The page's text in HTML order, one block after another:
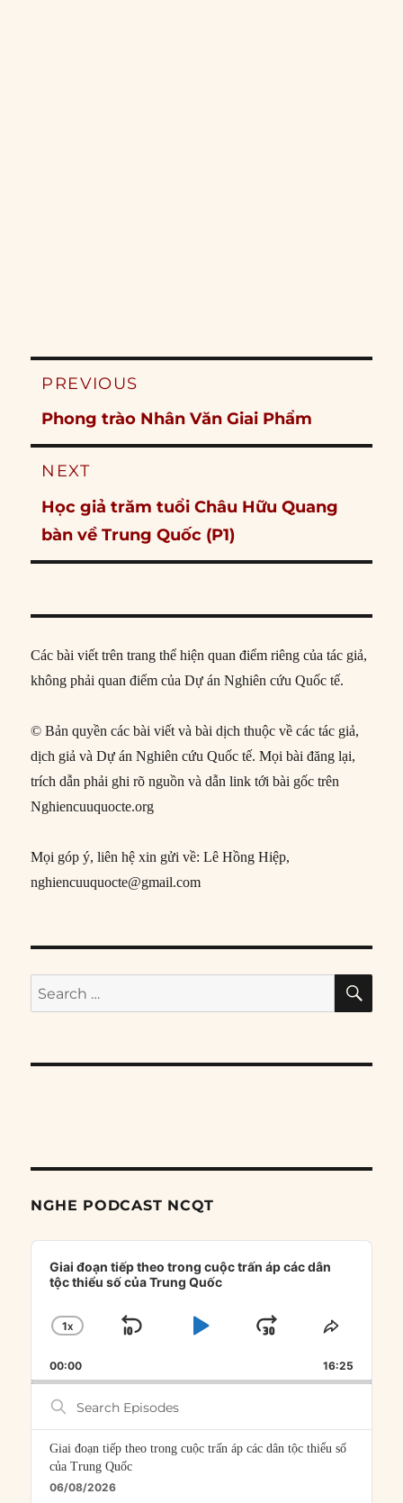
Post
PREVIOUS
Previous
post:
Phong trào Nhân Văn Giai Phẩm
NEXT
Next
post:
Học giả trăm tuổi Châu Hữu Quang
bàn về Trung Quốc (P1)
Các bài viết trên trang thể hiện quan điểm riêng của tác giả,
không phải quan điểm của Dự án Nghiên cứu Quốc tế.
© Bản quyền các bài viết và bài dịch thuộc về các tác giả,
dịch giả và Dự án Nghiên cứu Quốc tế. Mọi bài đăng lại,
trích dẫn phải ghi rõ nguồn và dẫn link tới bài gốc trên
Nghiencuuquocte.org
Mọi góp ý, liên hệ xin gửi về: Lê Hồng Hiệp,
nghiencuuquocte@gmail.com
Search
for:
NGHE PODCAST NCQT
Audio
Player
Giai đoạn tiếp theo trong cuộc trấn áp các dân
tộc thiểu số của Trung Quốc
CHANGE
RATE
1X
SKIP
PLAYJUMP
FORWARD
SHARE
00:00 16:25
Search
Episodes
Giai đoạn tiếp theo trong cuộc trấn áp các dân tộc thiểu số
của Trung Quốc
06/08/2026